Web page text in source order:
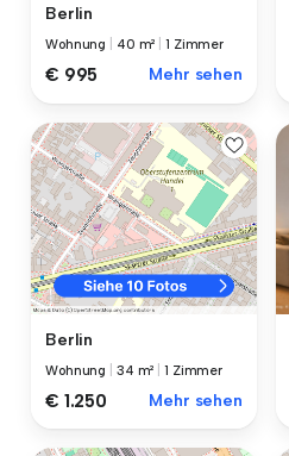
Berlin
Wohnung 40 m² |1 Zimmer
€ 995 Mehr sehen
Berlin
Wohnung 34 m² |1 Zimmer
€ 1.250 Mehr sehen